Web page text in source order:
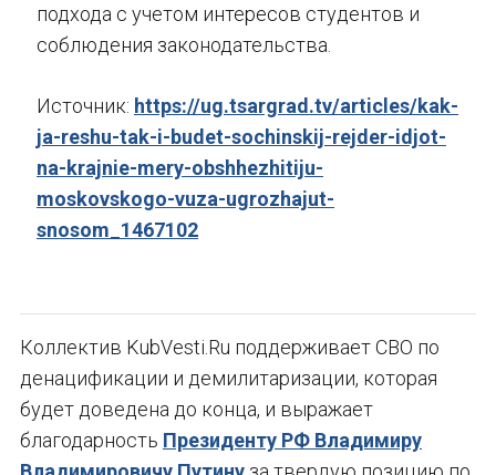
подхода с учетом интересов студентов и
соблюдения законодательства.
Источник: https://ug.tsargrad.tv/articles/kak-
ja-reshu-tak-i-budet-sochinskij-rejder-idjot-
na-krajnie-mery-obshhezhitiju-
moskovskogo-vuza-ugrozhajut-
snosom_1467102
Коллектив KubVesti.Ru поддерживает СВО по
денацификации и демилитаризации, которая
будет доведена до конца, и выражает
благодарность Президенту РФ Владимиру